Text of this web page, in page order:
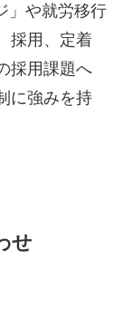
」や就労移行
採用、定着
採用課題へ
に強みを持
せ